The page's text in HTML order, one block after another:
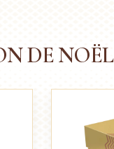
DE NOËL